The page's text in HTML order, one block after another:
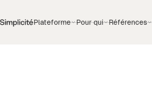
Plateforme Pour qui Références